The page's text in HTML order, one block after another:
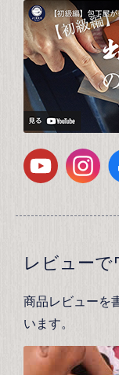
レビュー
商品レビューを
います。